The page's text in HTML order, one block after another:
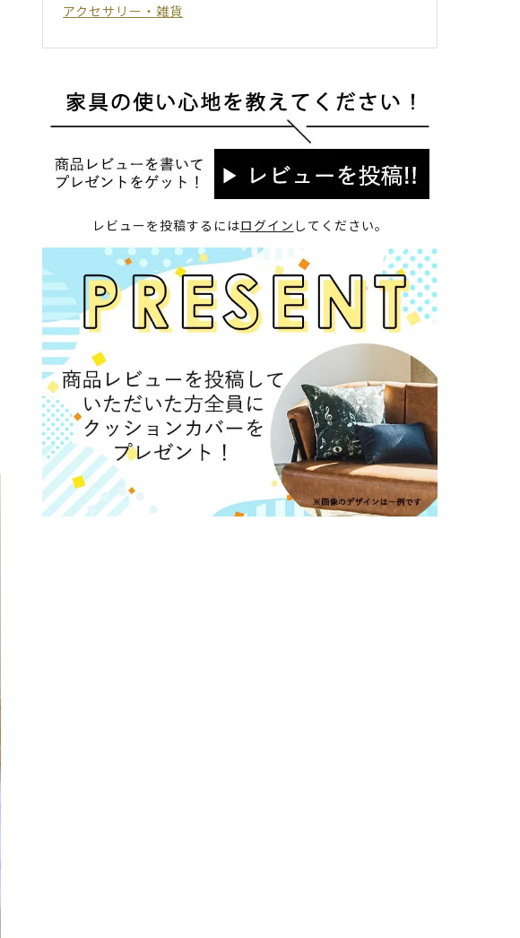
アクセサリー・雑貨
レビューを投稿するにはログイン してください。